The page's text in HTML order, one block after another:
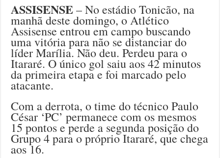
ASSISENSE– No estádio Tonicão, na
manhã deste domingo, o Atlético
Assisense entrou em campo buscando
uma vitória para não se distanciar do
líder Marília. Não deu. Perdeu para o
Itararé. O único gol saiu aos 42 minutos
da primeira etapa e foi marcado pelo
atacante.
Com a derrota, o time do técnico Paulo
César ‘PC’ permanece com os mesmos
15 pontos e perde a segunda posição do
Grupo 4 para o próprio Itararé, que chega
aos 16.